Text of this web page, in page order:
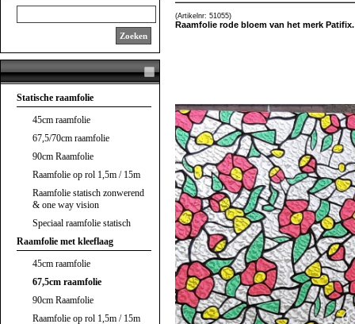
Zoeken
Statische raamfolie
45cm raamfolie
67,5/70cm raamfolie
90cm Raamfolie
Raamfolie op rol 1,5m / 15m
Raamfolie statisch zonwerend
& one way vision
Speciaal raamfolie statisch
Raamfolie met kleeflaag
45cm raamfolie
67,5cm raamfolie
90cm Raamfolie
Raamfolie op rol 1,5m / 15m
(Artikelnr: 51055)
Raamfolie rode bloem van het merk